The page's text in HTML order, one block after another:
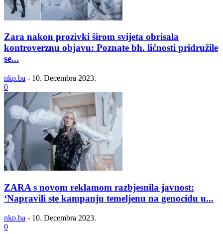
Zara nakon prozivki širom svijeta obrisala
kontroverznu objavu: Poznate bh. ličnosti pridružile
se...
nkp.ba - 10. Decembra 2023.
0
ZARA s novom reklamom razbjesnila javnost:
‘Napravili ste kampanju temeljenu na genocidu u...
nkp.ba - 10. Decembra 2023.
0